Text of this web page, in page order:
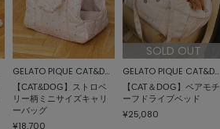
GELATO PIQUE CAT&DOG
【CAT&DOG】ストロベ
リー柄ミニサイズキャリ
ーバッグ
¥18,700
SOLD OUT
GELATO PIQUE CAT&DOG
【CAT＆DOG】ベアモチ
ーフドライブベッド
¥25,080